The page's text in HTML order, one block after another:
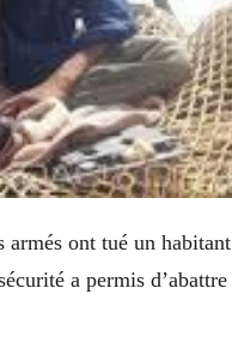
ont tué un habitant
a permis d’abattre